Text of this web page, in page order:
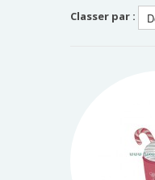
Classer par :